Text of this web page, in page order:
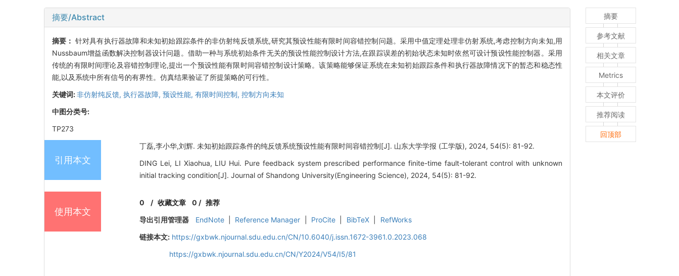
摘要/Abstract
摘要： 针对具有执行器故障和未知初始跟踪条件的非仿射纯反馈系统,研究其预设性能有限时间容错控制问题。采用中值定理处理非仿射系统,考虑控制方向未知,用
Nussbaum增益函数解决控制器设计问题。借助一种与系统初始条件无关的预设性能控制设计方法,在跟踪误差的初始状态未知时依然可设计预设性能控制器。采用
传统的有限时间理论及容错控制理论,提出一个预设性能有限时间容错控制设计策略。该策略能够保证系统在未知初始跟踪条件和执行器故障情况下的暂态和稳态性
能,以及系统中所有信号的有界性。仿真结果验证了所提策略的可行性。
关键词:非仿射纯反馈, 执行器故障, 预设性能, 有限时间控制, 控制方向未知
中图分类号:
TP273
引用本文
丁磊,李小华,刘辉. 未知初始跟踪条件的纯反馈系统预设性能有限时间容错控制[J]. 山东大学学报 (工学版), 2024, 54(5): 81-92.
DING Lei, LI Xiaohua, LIU Hui. Pure feedback system prescribed performance finite-time fault-tolerant control with unknown
initial tracking condition[J]. Journal of Shandong University(Engineering Science), 2024, 54(5): 81-92.
使用本文
0 /收藏文章 0 / 推荐
导出引用管理器
EndNote Reference Manager ProCite BibTeX
RefWorks
链接本文: https://gxbwk.njournal.sdu.edu.cn/CN/10.6040/j.issn.1672-3961.0.2023.068
https://gxbwk.njournal.sdu.edu.cn/CN/Y2024/V54/I5/81
摘要
参考文献
相关文章
Metrics
本文评价
推荐阅读
回顶部